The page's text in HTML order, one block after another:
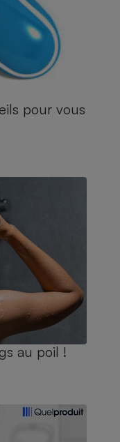
pour vous
au poil !